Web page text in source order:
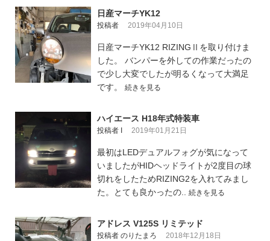
日産マーチYK12
投稿者 2019年04月10日
日産マーチYK12 RIZINGⅡを取り付けま
した。 バンパーを外しての作業だったの
で少し大変でしたが明るくなって大満足
です。 続きを見る
ハイエース H18年式特装車
投稿者 I 2019年01月21日
最初はLEDデュアルフォグが気になって
いましたがHIDヘッドライトが2度目の球
切れをしたためRIZING2を入れてみまし
た。とても良かったの.. 続きを見る
アドレス V125S リミテッド
投稿者 のりたまろ 2018年12月18日